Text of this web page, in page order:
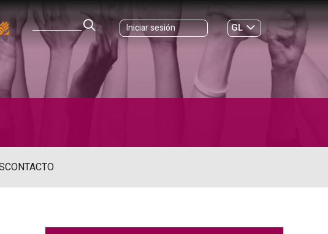
Iniciar sesión
GL
ES|
CONTACTO